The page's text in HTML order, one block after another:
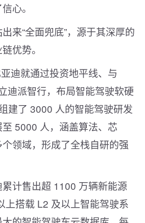
心。
来“全面兜底”，源于其深厚的
优势。
迪就通过投资地平线、与
迪派智行，布局智能驾驶软硬
建了 3000 人的智能驾驶研发
5000 人，涵盖算法、芯
领域，形成了全栈自研的强
计售出超 1100 万辆新能源
上搭载 L2 及以上智能驾驶系